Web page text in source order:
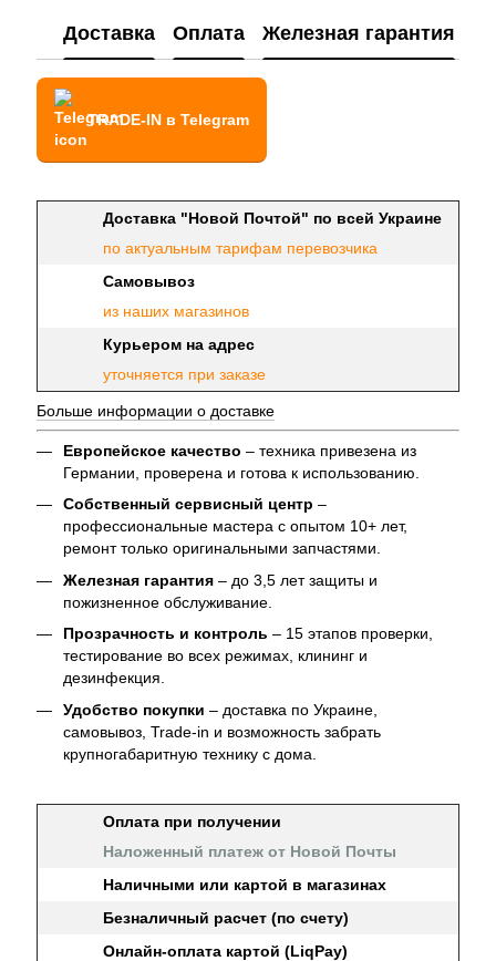
Доставка Оплата Железная гарантия
TRADE-IN в Telegram
Доставка "Новой Почтой" по всей Украине
по актуальным тарифам перевозчика
Самовывоз
из наших магазинов
Курьером на адрес
уточняется при заказе
Больше информации о доставке
Европейское качество – техника привезена из
Германии, проверена и готова к использованию.
Собственный сервисный центр –
профессиональные мастера с опытом 10+ лет,
ремонт только оригинальными запчастями.
Железная гарантия – до 3,5 лет защиты и
пожизненное обслуживание.
Прозрачность и контроль – 15 этапов проверки,
тестирование во всех режимах, клининг и
дезинфекция.
Удобство покупки – доставка по Украине,
самовывоз, Trade-in и возможность забрать
крупногабаритную технику с дома.
Оплата при получении
Наложенный платеж от Новой Почты
Наличными или картой в магазинах
Безналичный расчет (по счету)
Онлайн-оплата картой (LiqPay)